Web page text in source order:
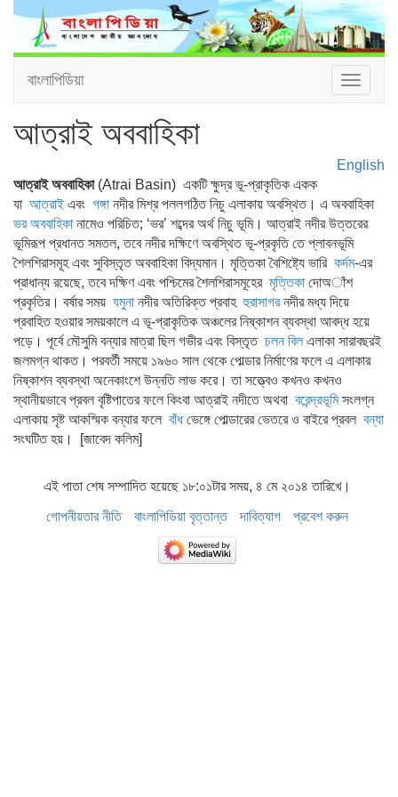
Toggle
বাংলাপিডিয়া
আত্রাই অববাহিকা
English
আত্রাই অববাহিকা(Atrai Basin) একটি ক্ষুদ্র ভূ-প্রাকৃতিক একক
যা আত্রাই এবং গঙ্গা নদীর মিশ্র পললগঠিত নিচু এলাকায় অবস্থিত। এ অববাহিকা
ভর অববাহিকা নামেও পরিচিত; ‘ভর’ শব্দের অর্থ নিচু ভূমি। আত্রাই নদীর উত্তরের
ভূমিরূপ প্রধানত সমতল, তবে নদীর দক্ষিণে অবস্থিত ভূ-প্রকৃতি তে প্লাবনভূমি
শৈলশিরাসমূহ এবং সুবিস্তৃত অববাহিকা বিদ্যমান। মৃত্তিকা বৈশিষ্ট্যে ভারি কর্দম-এর
প্রাধান্য রয়েছে, তবে দক্ষিণ এবং পশ্চিমের শৈলশিরাসমূহের মৃত্তিকা দোঅাঁশ
প্রকৃতির। বর্ষার সময় যমুনা নদীর অতিরিক্ত প্রবাহহুরাসাগরনদীর মধ্য দিয়ে
প্রবাহিত হওয়ার সময়কালে এ ভূ-প্রাকৃতিক অঞ্চলের নিষ্কাশন ব্যবস্থা আবদ্ধ হয়ে
পড়ে। পূর্বে মৌসুমি বন্যার মাত্রা ছিল গভীর এবং বিস্তৃত চলন বিল এলাকা সারাবছরই
জলমগ্ন থাকত। পরবর্তী সময়ে ১৯৬০ সাল থেকে পোল্ডার নির্মাণের ফলে এ এলাকার
নিষ্কাশন ব্যবস্থা অনেকাংশে উন্নতি লাভ করে। তা সত্ত্বেও কখনও কখনও
স্থানীয়ভাবে প্রবল বৃষ্টিপাতের ফলে কিংবা আত্রাই নদীতে অথবা বরেন্দ্রভূমিসংলগ্ন
এলাকায় সৃষ্ট আকস্মিক বন্যার ফলে বাঁধভেঙ্গে পোল্ডারের ভেতরে ও বাইরে প্রবল বন্যা
সংঘটিত হয়। [জাবেদ কলিম]
এই পাতা শেষ সম্পাদিত হয়েছে ১৮:০১টার সময়, ৪ মে ২০১৪ তারিখে।
গোপনীয়তার নীতি
বাংলাপিডিয়া বৃত্তান্ত দাবিত্যাগ প্রবেশ করুন